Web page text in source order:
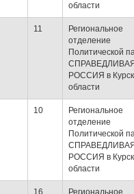
области
11
Региональное
отделение
Политической
РОССИЯ в
области
10
Региональное
отделение
Политической
РОССИЯ в
области
16
Региональное